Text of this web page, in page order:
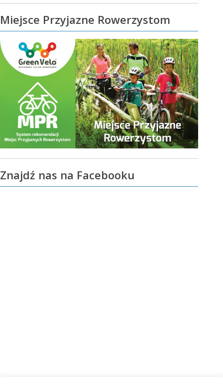
Miejsce Przyjazne Rowerzystom
Znajdź nas na Facebooku